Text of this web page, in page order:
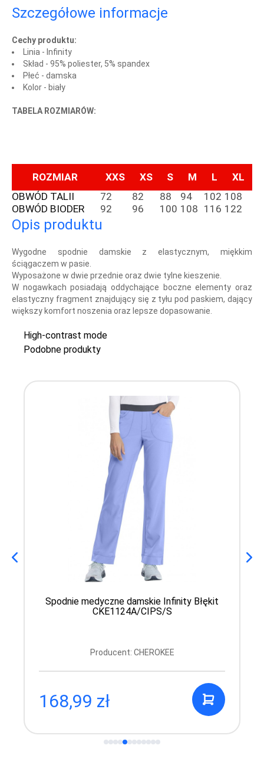
Szczegółowe informacje
Cechy produktu:
Linia - Infinity
Skład - 95% poliester, 5% spandex
Płeć - damska
Kolor - biały
TABELA ROZMIARÓW:
ROZMIAR XXS XS S M L
XL
OBWÓD TALII
72 82 88 94 102 108
OBWÓD BIODER
92 96 100 108 116 122
Opis produktu
Wygodne spodnie damskie z elastycznym, miękkim
ściągaczem w pasie.
Wyposażone w dwie przednie oraz dwie tylne kieszenie.
W nogawkach posiadają oddychające boczne elementy oraz
elastyczny fragment znajdujący się z tyłu pod paskiem, dający
większy komfort noszenia oraz lepsze dopasowanie.
High-contrast mode
Podobne produkty
Spodnie medyczne damskie Infinity Błękit
CKE1124A/CIPS/S
Producent: CHEROKEE
168,99 zł